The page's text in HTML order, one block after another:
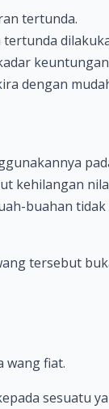
tertunda.
dengan
kehilangan
buahan tidak
tersebut
wang fiat.
sesuatu